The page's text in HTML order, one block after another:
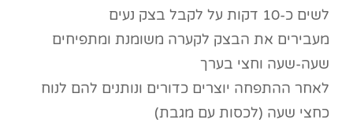
לשים כ-10 דקות על לקבל בצק נעים
מעבירים את הבצק לקערה משומנת ומתפיחים
שעה-שעה וחצי בערך
לאחר ההתפחה יוצרים כדורים ונותנים להם לנוח
כחצי שעה (לכסות עם מגבת)